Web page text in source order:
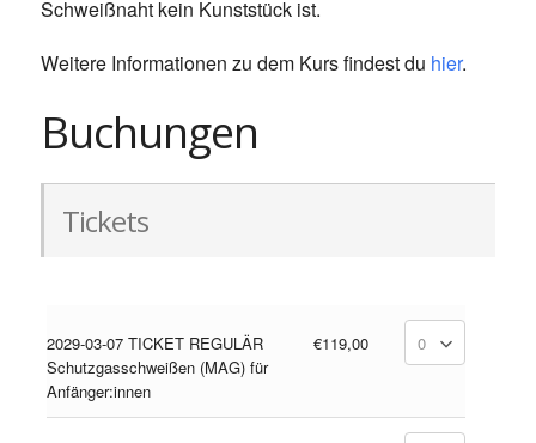
Schweißnaht kein Kunststück ist.
Weitere Informationen zu dem Kurs findest du hier.
Buchungen
Tickets
2029-03-07 TICKET REGULÄR
Schutzgasschweißen (MAG) für
Anfänger:innen
€119,00